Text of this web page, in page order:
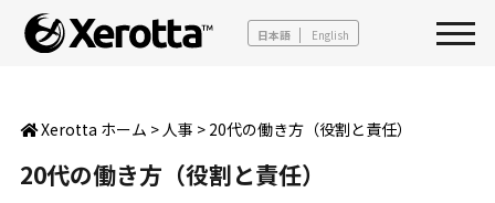
日本語 English
Xerotta ホーム >人事 > 20代の働き方（役割と責任）
20代の働き方（役割と責任）